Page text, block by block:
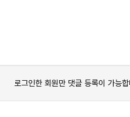
로그인한 회원만 댓글 등록이 가능